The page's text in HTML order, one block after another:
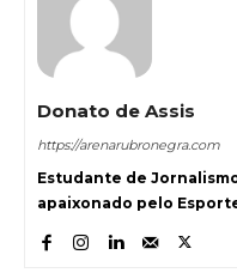
Donato de Assis
https://arenarubronegra.com
Estudante de
apaixonado pelo